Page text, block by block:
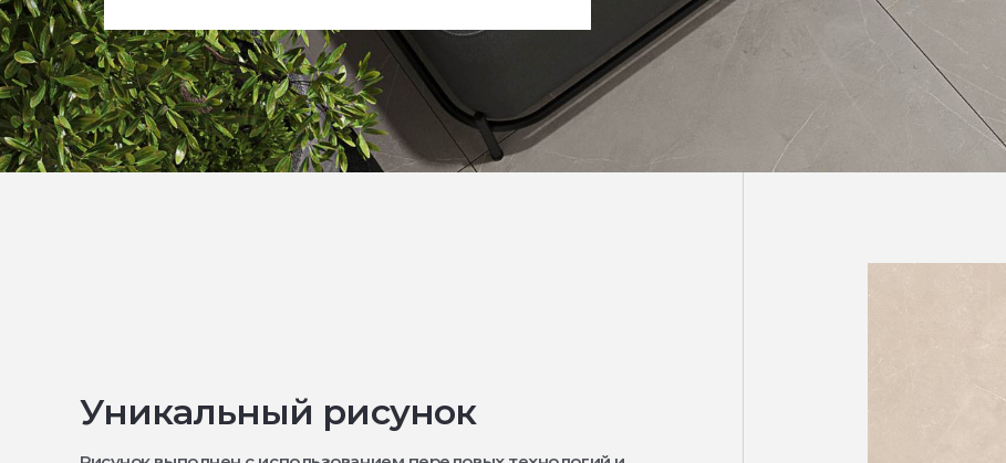
Уникальный рисунок